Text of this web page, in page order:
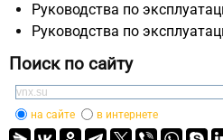
Руководства по
Руководства по
Поиск по сайту
на сайте в интернете